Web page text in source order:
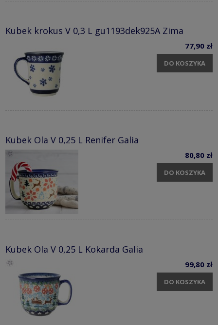
Kubek krokus V 0,3 L gu1193dek925A Zima
77,90 zł
DO KOSZYKA
Kubek Ola V 0,25 L Renifer Galia
80,80 zł
DO KOSZYKA
Kubek Ola V 0,25 L Kokarda Galia
99,80 zł
DO KOSZYKA